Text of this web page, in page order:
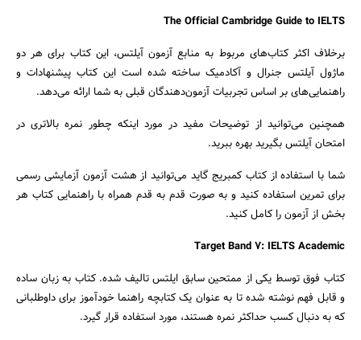
The Official Cambridge Guide to IELTS
برخلاف اکثر کتاب‌های مربوط به منابع آزمون آیلتس، این کتاب برای هر دو
ماژول آیلتس جنرال و آکادمیک ساخته شده است این کتاب پیشنهادات و
راهنمایی‌های بر اساس تجربیات آزمون‌دهندگان قبلی به شما ارائه می‌دهد.
همچنین می‌توانید از توضیحات مفید در مورد اینکه چطور نمره بالاتری در
امتحان آیلتس بگیرید بهره ببرید.
شما با استفاده از کتاب کمبریج گاید می‌توانید از هشت آزمون آزمایشی رسمی
برای تمرین استفاده کنید و به صورت قدم به قدم همراه با راهنمایی کتاب هر
بخش از آزمون را کامل کنید.
Target Band 7: IELTS Academic
کتاب فوق توسط یکی از ممتحین سابق ایلتس تالیف شده. کتاب به زبان ساده
و قابل فهم نوشته شده تا به عنوان یک کتابچه راهنما خودآموز برای داوطلبانی
که به دنبال کسب حداکثر نمره هستند، مورد استفاده قرار گیرد.